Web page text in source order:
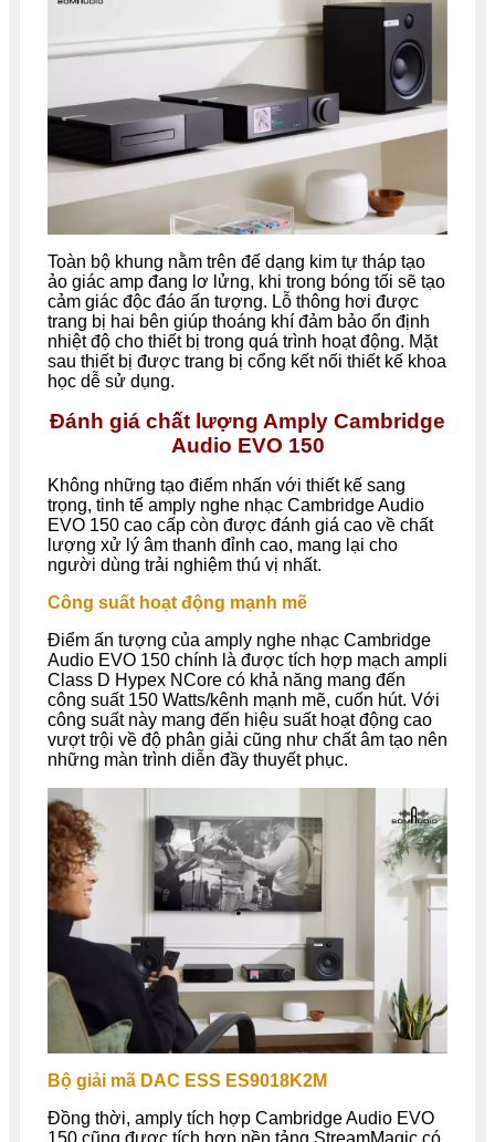
Toàn bộ khung nằm trên đế dạng kim tự tháp tạo
ảo giác amp đang lơ lửng, khi trong bóng tối sẽ tạo
cảm giác độc đáo ấn tượng. Lỗ thông hơi được
trang bị hai bên giúp thoáng khí đảm bảo ổn định
nhiệt độ cho thiết bị trong quá trình hoạt động. Mặt
sau thiết bị được trang bị cổng kết nối thiết kế khoa
học dễ sử dụng.
Đánh giá chất lượng Amply Cambridge
Audio EVO 150
Không những tạo điểm nhấn với thiết kế sang
trọng, tinh tế amply nghe nhạc Cambridge Audio
EVO 150 cao cấp còn được đánh giá cao về chất
lượng xử lý âm thanh đỉnh cao, mang lại cho
người dùng trải nghiệm thú vị nhất.
Công suất hoạt động mạnh mẽ
Điểm ấn tượng của amply nghe nhạc Cambridge
Audio EVO 150 chính là được tích hợp mạch ampli
Class D Hypex NCore có khả năng mang đến
công suất 150 Watts/kênh mạnh mẽ, cuốn hút. Với
công suất này mang đến hiệu suất hoạt động cao
vượt trội về độ phân giải cũng như chất âm tạo nên
những màn trình diễn đầy thuyết phục.
Bộ giải mã DAC ESS ES9018K2M
Đồng thời, amply tích hợp Cambridge Audio EVO